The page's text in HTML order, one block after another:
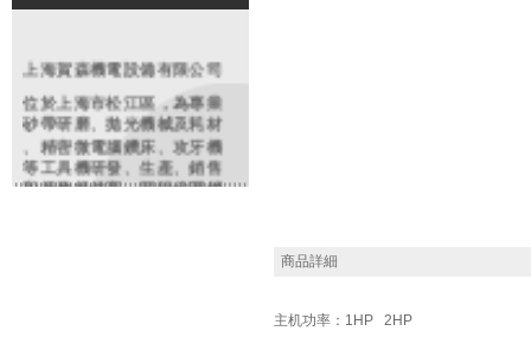
上海賀森機電設備有限公司
位於上海市松江區，為專業
砂帶研磨 、拋光機械及耗材
、精密微電腦鑽床、攻牙機
等工具機研發、生產、銷售
和服務提供商。同時代理銷
商品詳細
主机功率：1HP
2HP